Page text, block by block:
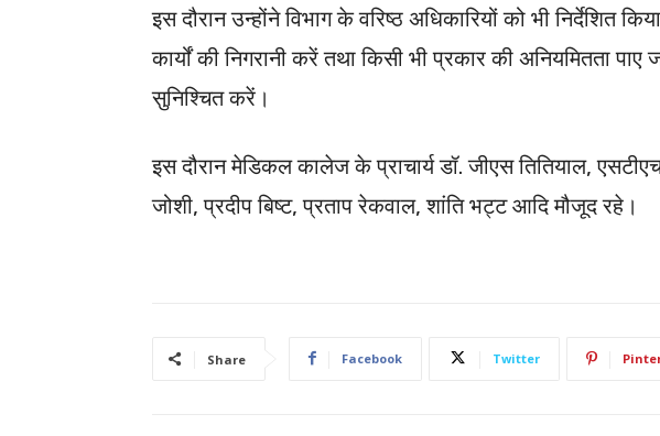
इस दौरान उन्होंने विभाग के वरिष्ठ अधिकारियों को भी निर्देशित
कार्यों की निगरानी करें तथा किसी भी प्रकार की अनियमितता
सुनिश्चित करें।
इस दौरान मेडिकल कालेज के प्राचार्य डॉ. जीएस तितियाल,
जोशी, प्रदीप बिष्ट, प्रताप रेकवाल, शांति भट्ट आदि मौजूद रहे।
Share Facebook Twitter